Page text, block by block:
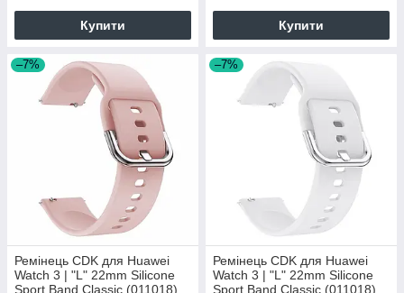
Купити Купити
–7%
Ремінець CDK для Huawei
Watch 3 | "L" 22mm Silicone
Sport Band Classic (011018)
–7%
Ремінець CDK для Huawei
Watch 3 | "L" 22mm Silicone
Sport Band Classic (011018)